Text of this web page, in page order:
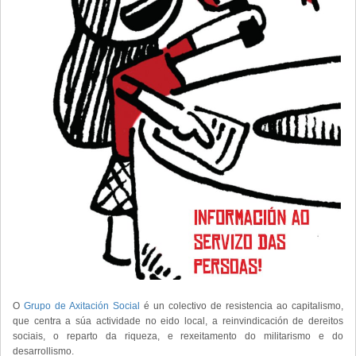
O Grupo de Axitación Social é un colectivo de resistencia ao capitalismo,
que centra a súa actividade no eido local, a reinvindicación de dereitos
sociais, o reparto da riqueza, e rexeitamento do militarismo e do
desarrollismo.